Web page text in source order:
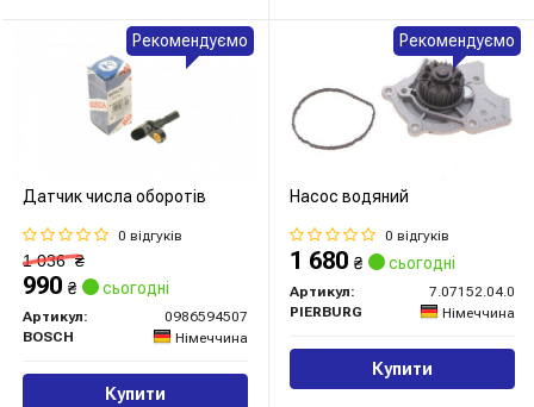
Датчик числа оборотів
0 відгуків
1 036₴
990 ₴ сьогодні
Артикул:
0986594507
BOSCH
Німеччина
Купити
Рекомендуємо
Насос водяний
0 відгуків
1 680 ₴ сьогодні
Артикул:
7.07152.04.0
PIERBURG
Німеччина
Купити
Рекомендуємо